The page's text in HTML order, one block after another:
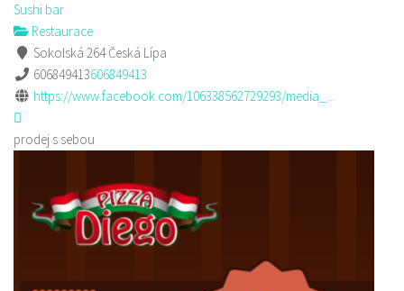
Sushi bar
Restaurace
Sokolská 264 Česká Lípa
606849413606849413
https://www.facebook.com/106338562729293/media_...
prodej s sebou